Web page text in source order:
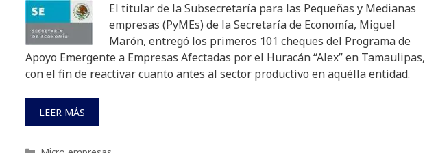
El titular de la Subsecretaría para las Pequeñas y Medianas
empresas (PyMEs) de la Secretaría de Economía, Miguel
Marón, entregó los primeros 101 cheques del Programa de
Apoyo Emergente a Empresas Afectadas por el Huracán “Alex” en Tamaulipas,
con el fin de reactivar cuanto antes al sector productivo en aquélla entidad.
LEER MÁS